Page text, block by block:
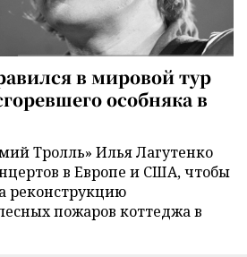
в мировой тур
особняка в
Тролль» Илья Лагутенко
в Европе и США, чтобы
реконструкцию
пожаров коттеджа в